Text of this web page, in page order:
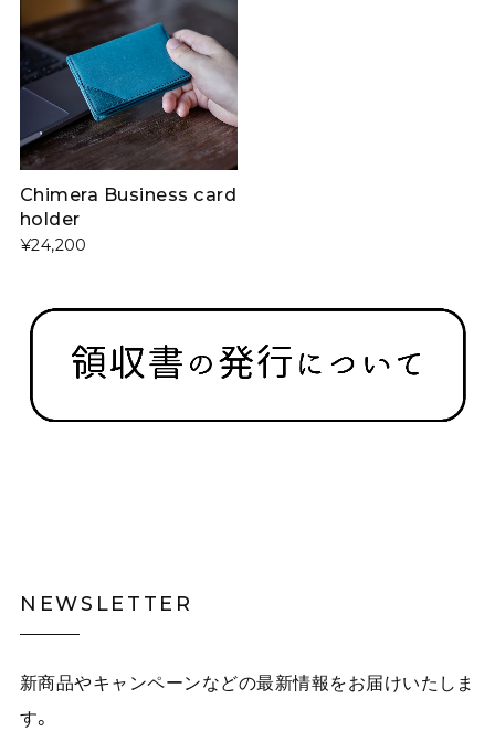
Chimera Business card
holder
¥24,200
NEWSLETTER
新商品やキャンペーンなどの最新情報をお届けいたしま
す。